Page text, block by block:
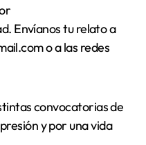
Envíanos tu relato a
o a las redes
convocatorias de
y por una vida